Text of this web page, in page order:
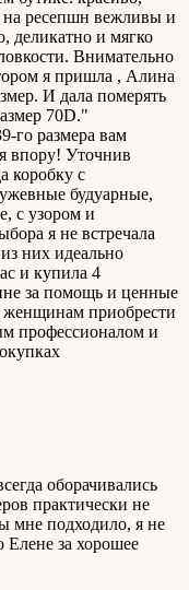
ресепшн вежливы и
деликатно и мягко
Внимательно
я пришла , Алина
И дала померять
70D."
го размера вам
впору! Уточнив
коробку с
будуарные,
с узором и
я не встречала
них идеально
и купила 4
за помощь и ценные
приобрести
профессионалом и
оборачивались
практически не
мне подходило, я не
Елене за хорошее